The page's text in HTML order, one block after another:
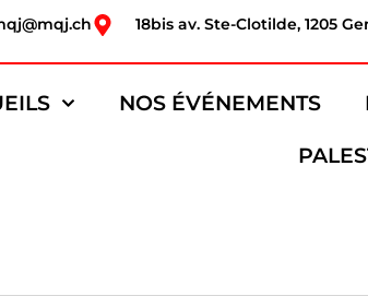
18bis av. Ste-Clotilde, 1205
NOS ÉVÉNEMENTS